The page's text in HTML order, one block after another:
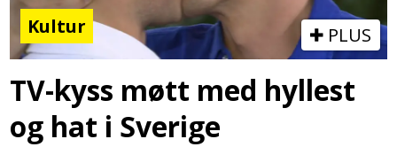
Kultur PLUS
TV-kyss møtt med hyllest
og hat i Sverige